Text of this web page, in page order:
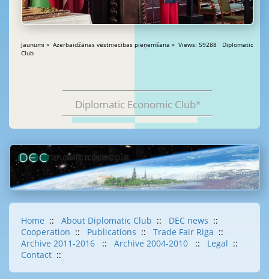
Jaunumi » Azerbaidžānas vēstniecības pieņemšana » Views: 59288 Diplomatic
Club
Diplomatic Economic Club®
Home :: About Diplomatic Club :: DEC news ::
Cooperation :: Publications :: Trade Fair Riga ::
Archive 2011-2016
:: Archive 2004-2010 :: Legal ::
Contact ::